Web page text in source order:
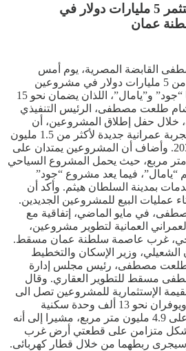
“طلعت مصطفى” تستثمر 5 مليارات دولار في
عمان
القابضة المصرية، يوم أمس
الإثنين، عن إستثمارها أكثر من 5 مليارات دولار في مشروعين
جديدين بسلطنة عمان، هما “جود” و”يامال”، اللذان يضمان نحو 15
طلعت مصطفى، الرئيس التنفيذي
خلال حفل إطلاق المشروعين، أن
المجموعة تستهدف تقديم تجربة عمرانية جديدة لأكثر من 1.5 مليون
نسمة خارج مصر بحلول 2030. وأضاف أن المشروعين يمتدان على
4.9 مليون متر مربع، حيث يحمل المشروع السياحي
فيما يعد مشروع “جود”
بمدينة السلطان هيثم. وأكد أن
عمليات البيع للمشروعين الجديدين.
في مايو الماضي، إتفاقية مع
العمانية لتطوير مشروعين،
غرب عاصمة سلطنة عمان مسقط.
الشعيلي، وزير الإسكان والتخطيط
طلعت مصطفى، رئيس مجلس إدارة
مسقط للتطوير العقاري. وقال
الإستثمارية للمشروعين تصل الى
نحو 1.5 مليار ريال عماني، ويوفران نحو 13 ألف وحدة سكنية
وفندقية على مساحة تربو على 4.9 مليون متر مربع، مشيرا إلى أنه
متزامن على قطعتي أرض غرب
ربطهما من خلال قطار كهربائى.